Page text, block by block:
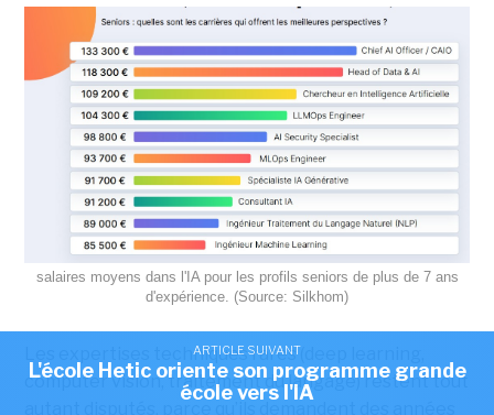
salaires moyens dans l'IA pour les profils seniors de plus de 7 ans
d'expérience. (Source: Silkhom)
Les expertises techniques rares (deep learning,
computer vision, traitement du langage) restent tout
ARTICLE SUIVANT
L'école Hetic oriente son programme grande
école vers l'IA